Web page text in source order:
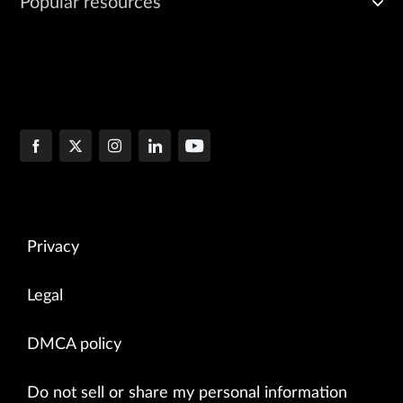
Privacy
Legal
DMCA policy
Do not sell or share my personal information